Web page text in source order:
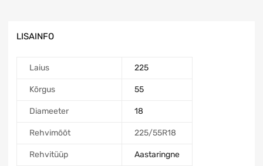
LISAINFO
Laius 225
Kõrgus 55
Diameeter 18
Rehvimõõt 225/55R18
Rehvitüüp Aastaringne